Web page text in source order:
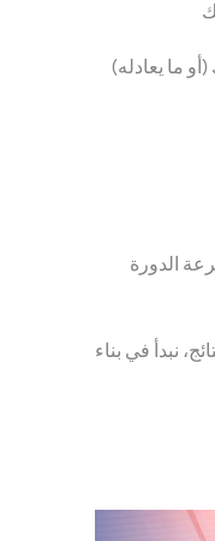
(أو ما يعادله)
الدورة
نبدأ في بناء